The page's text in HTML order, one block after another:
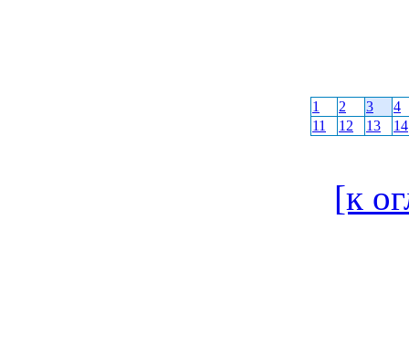
1 2 3
4
11
12 13 14
[к